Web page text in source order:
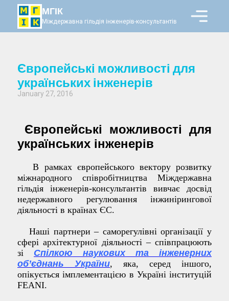
МГІК
Міждержавна гільдія інженерів-консультантів
Європейські можливості для
українських інженерів
January 27, 2016
Європейські можливості для
українських інженерів
В рамках європейського вектору розвитку
міжнародного співробітництва Міждержавна
гільдія інженерів-консультантів вивчає досвід
недержавного регулювання інжинірингової
діяльності в країнах ЄС.
Наші партнери – саморегулівні організації у
сфері архітектурної діяльності – співпрацюють
зі Спілкою наукових та інженерних
об’єднань України,
яка, серед іншого,
опікується імплементацією в Україні інституцій
FEANI.